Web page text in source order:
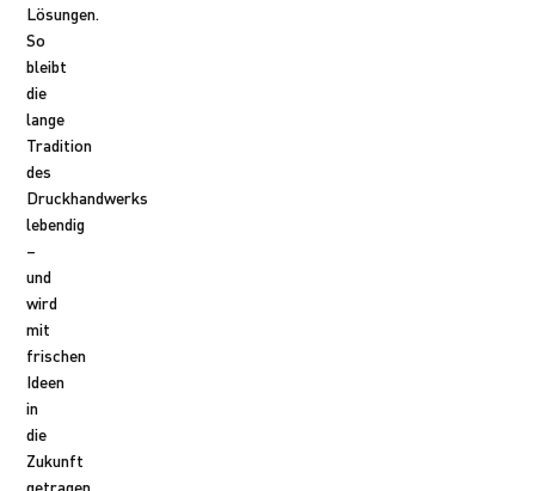
Lösungen.
So
bleibt
die
lange
Tradition
des
Druckhandwerks
lebendig
–
und
wird
mit
frischen
Ideen
in
die
Zukunft
getragen.